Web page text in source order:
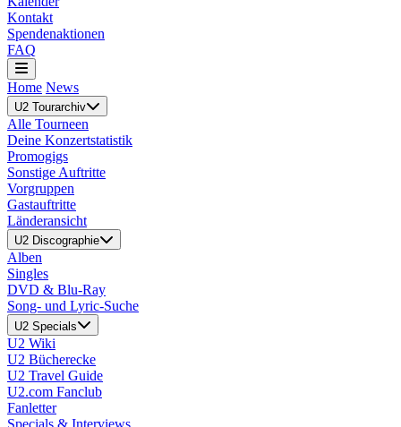
Kontakt
Spendenaktionen
FAQ
Home News
U2 Tourarchiv
Alle Tourneen
Deine Konzertstatistik
Promogigs
Sonstige Auftritte
Vorgruppen
Gastauftritte
Länderansicht
U2 Discographie
Alben
Singles
DVD & Blu-Ray
Song- und Lyric-Suche
U2 Specials
U2 Wiki
U2 Bücherecke
U2 Travel Guide
U2.com Fanclub
Fanletter
Specials & Interviews